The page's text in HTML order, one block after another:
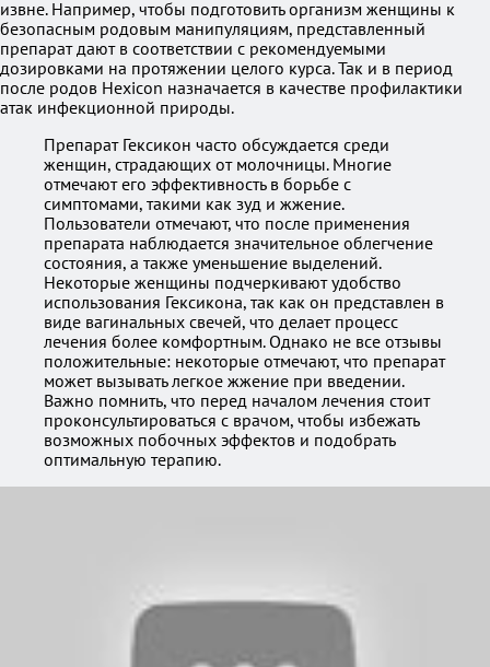
извне. Например, чтобы подготовить организм женщины к
безопасным родовым манипуляциям, представленный
препарат дают в соответствии с рекомендуемыми
дозировками на протяжении целого курса. Так и в период
после родов Hexicon назначается в качестве профилактики
атак инфекционной природы.
Препарат Гексикон часто обсуждается среди
женщин, страдающих от молочницы. Многие
отмечают его эффективность в борьбе с
симптомами, такими как зуд и жжение.
Пользователи отмечают, что после применения
препарата наблюдается значительное облегчение
состояния, а также уменьшение выделений.
Некоторые женщины подчеркивают удобство
использования Гексикона, так как он представлен в
виде вагинальных свечей, что делает процесс
лечения более комфортным. Однако не все отзывы
положительные: некоторые отмечают, что препарат
может вызывать легкое жжение при введении.
Важно помнить, что перед началом лечения стоит
проконсультироваться с врачом, чтобы избежать
возможных побочных эффектов и подобрать
оптимальную терапию.